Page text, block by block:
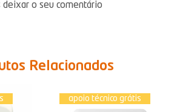
deixar o seu comentário
Relacionados
apoio técnico grátis